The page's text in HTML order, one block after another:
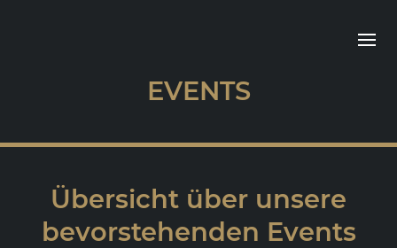
EVENTS
Übersicht über unsere
bevorstehenden Events